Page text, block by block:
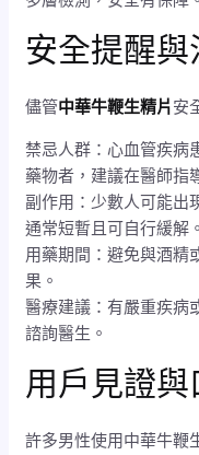
安全提醒
儘管中華牛鞭生精片安
禁忌人群：心血管疾病
藥物者，建議在醫師指
副作用：少數人可能出
通常短暫且可自行緩解。
用藥期間：避免與酒精
果。
醫療建議：有嚴重疾病
諮詢醫生。
用戶見證與
許多男性使用中華牛鞭